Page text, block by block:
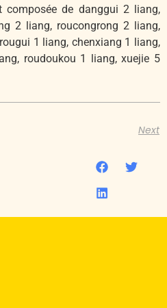
composée de danggui 2 liang,
2 liang, roucongrong 2 liang,
1 liang, chenxiang 1 liang,
roudoukou 1 liang, xuejie 5
Next